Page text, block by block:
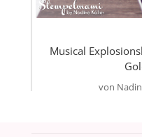
Musical
von